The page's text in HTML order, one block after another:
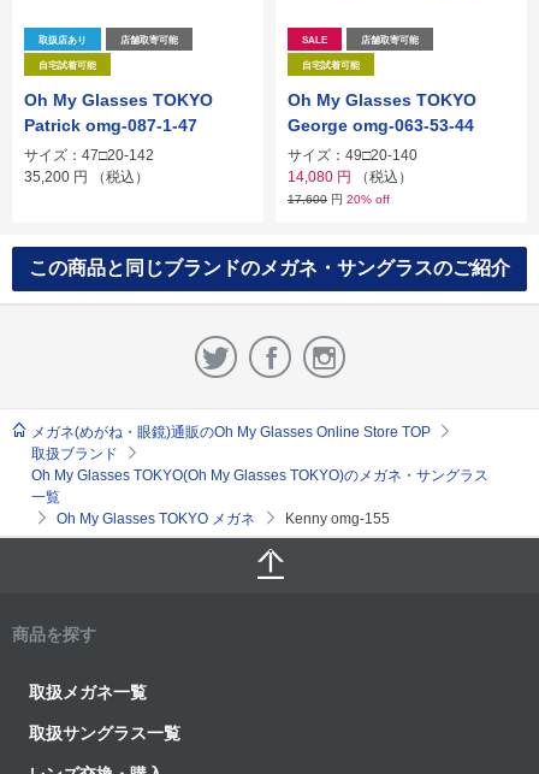
取扱店あり 店舗取寄可能
自宅試着可能
Oh My Glasses TOKYO
Patrick omg-087-1-47
サイズ：47□20-142
35,200 円 （税込）
SALE 店舗取寄可能
自宅試着可能
Oh My Glasses TOKYO
George omg-063-53-44
サイズ：49□20-140
14,080 円 （税込）
17,600 円 20% off
この商品と同じブランドのメガネ・サングラスのご紹介
メガネ(めがね・眼鏡)通販のOh My Glasses Online Store TOP
取扱ブランド
Oh My Glasses TOKYO(Oh My Glasses TOKYO)のメガネ・サングラス
一覧
Oh My Glasses TOKYO メガネ
Kenny omg-155
商品を探す
取扱メガネ一覧
取扱サングラス一覧